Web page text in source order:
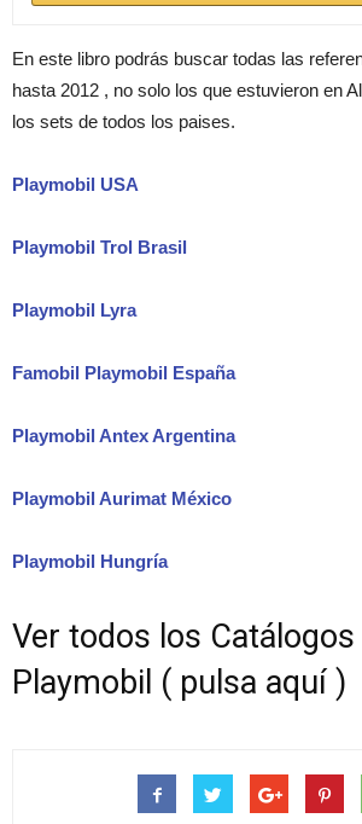
En este libro podrás buscar todas las
hasta 2012 , no solo los que estuvieron en
los sets de todos los paises.
Playmobil USA
Playmobil Trol Brasil
Playmobil Lyra
Famobil Playmobil España
Playmobil Antex Argentina
Playmobil Aurimat México
Playmobil Hungría
Ver todos los Catálogos
Playmobil ( pulsa aquí )